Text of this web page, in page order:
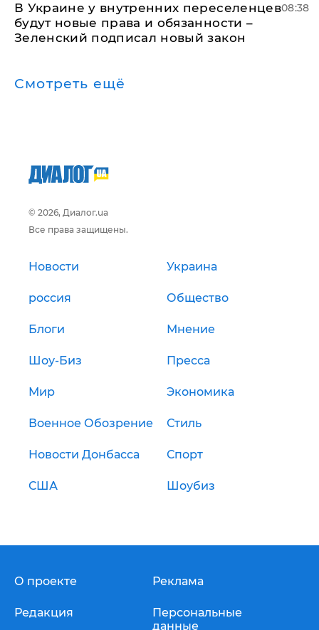
В Украине у внутренних переселенцев
будут новые права и обязанности –
Зеленский подписал новый закон
08:38
Смотреть ещё
© 2026, Диалог.ua
Все права защищены.
Новости Украина
россия Общество
Блоги Мнение
Шоу-Биз Пресса
Мир Экономика
Военное Обозрение Стиль
Новости Донбасса Спорт
США Шоубиз
О проекте
Редакция
Реклама
Персональные
данные